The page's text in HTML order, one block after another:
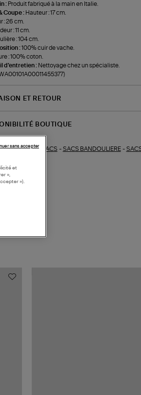
: Produit fabriqué à la main en Italie.
Coupe : Hauteur : 17 cm.
: 26 cm.
: 11 cm.
: 104 cm.
:100% cuir de vache.
: 100% coton.
d'entretien : Nettoyage chez un spécialiste.
ET RETOUR
BOUTIQUE
similaires : SACS - SACS BANDOULIERE-
et
»,
»).
sans accepter